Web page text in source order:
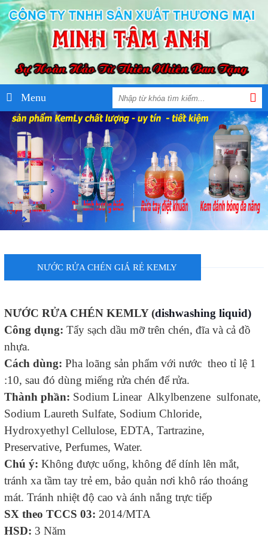
Menu
NƯỚC RỬA CHÉN GIÁ RẺ KEMLY
NƯỚC RỬA CHÉN KEMLY (dishwashing liquid)
Công dụng: Tẩy sạch dầu mỡ trên chén, đĩa và cả đồ
nhựa.
Cách dùng: Pha loãng sản phẩm với nước theo tỉ lệ 1
:10, sau đó dùng miếng rửa chén để rửa.
Thành phần: Sodium Linear Alkylbenzene sulfonate,
Sodium Laureth Sulfate, Sodium Chloride,
Hydroxyethyl Cellulose, EDTA, Tartrazine,
Preservative, Perfumes, Water.
Chú ý: Không được uống, không để dính lên mắt,
tránh xa tầm tay trẻ em, bảo quản nơi khô ráo thoáng
mát. Tránh nhiệt độ cao và ánh nắng trực tiếp
SX theo TCCS 03: 2014/MTA
HSD: 3 Năm